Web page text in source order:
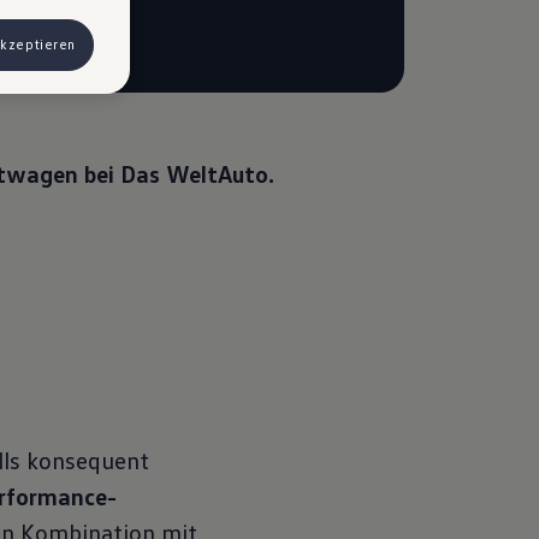
bei Das WeltAuto.
konsequent
Kombination mit
können